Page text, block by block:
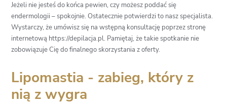
Jeżeli nie jesteś do końca pewien, czy możesz poddać się
endermologii – spokojnie. Ostatecznie potwierdzi to nasz specjalista.
Wystarczy, że umówisz się na wstępną konsultację poprzez stronę
internetową https://depilacja.pl. Pamiętaj, że takie spotkanie nie
zobowiązuje Cię do finalnego skorzystania z oferty.
Lipomastia - zabieg, który z
nią z wygra